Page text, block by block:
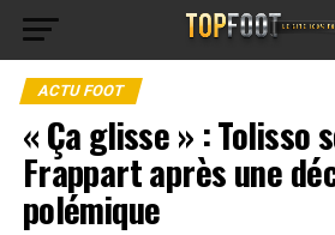
ACTU FOOT
« Ça glisse » : Tolisso
Frappart après une
polémique